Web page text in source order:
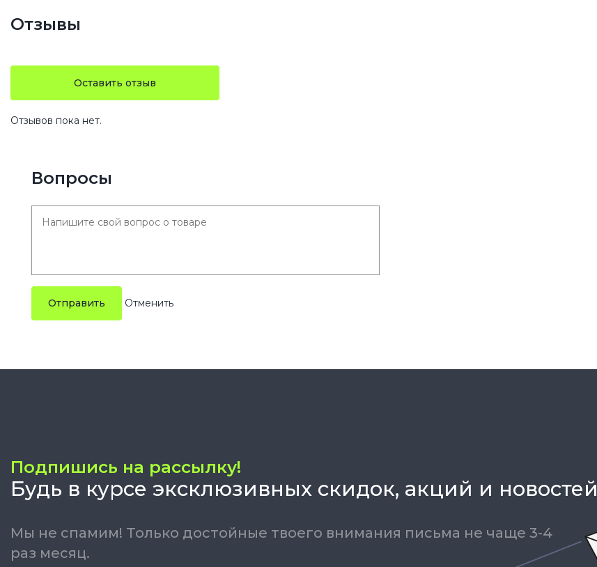
Отзывы
Оставить отзыв
Отзывов пока нет.
Вопросы
Отправить
Подпишись на рассылку!
Будь в курсе эксклюзивных скидок, акций и новостей
Мы не спамим! Только достойные твоего внимания письма не чаще 3-4
раз месяц.